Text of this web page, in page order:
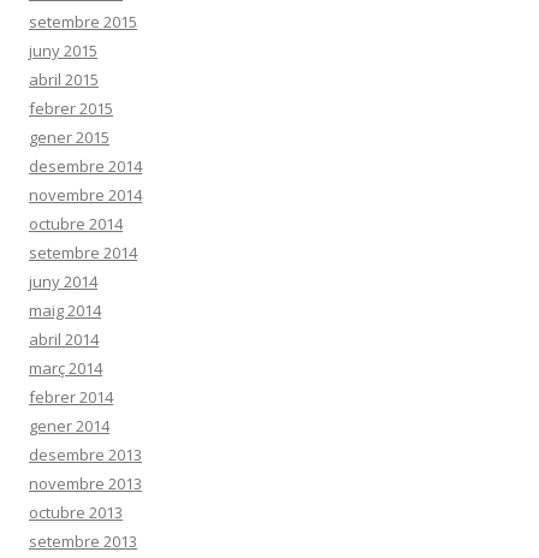
setembre 2015
juny 2015
abril 2015
febrer 2015
gener 2015
desembre 2014
novembre 2014
octubre 2014
setembre 2014
juny 2014
maig 2014
abril 2014
març 2014
febrer 2014
gener 2014
desembre 2013
novembre 2013
octubre 2013
setembre 2013